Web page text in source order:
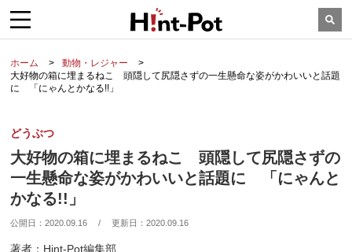
ホーム
動物・レジャー
大好物の箱に埋まるねこ 頭隠して尻隠さずの一生懸命な姿がかわいいと話題
に 「にゃんとかなる!!」
どうぶつ
大好物の箱に埋まるねこ 頭隠して尻隠さずの
一生懸命な姿がかわいいと話題に 「にゃんと
かなる!!」
公開日：2020.09.16 / 更新日：2020.09.16
著者：Hint-Pot編集部